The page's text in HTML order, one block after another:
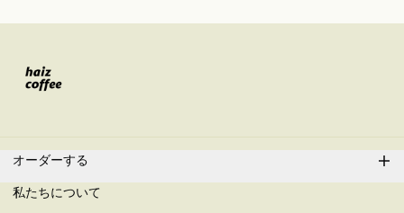
オーダーする
私たちについて